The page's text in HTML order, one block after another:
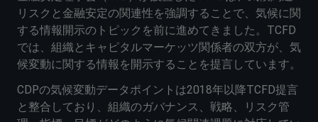
リスクと金融安定の関連性を強調することで、気候に関
する情報開示のトピックを前に進めてきました。TCFD
では、組織とキャピタルマーケッツ関係者の双方が、気
候変動に関する情報を開示することを提言しています。
CDPの気候変動データポイントは2018年以降TCFD提言
と整合しており、組織のガバナンス、戦略、リスク管